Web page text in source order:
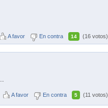
A favor En contra 14 (16 votos)
A favor En contra 5 (11 votos)